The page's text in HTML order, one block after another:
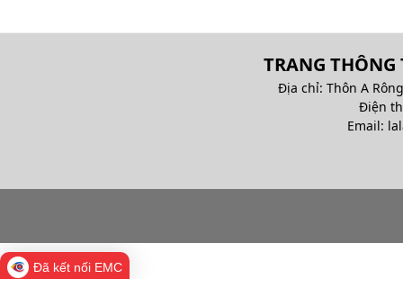
TRANG
Địa chỉ: Thôn A
Điện
Email:
Đã kết nối EMC